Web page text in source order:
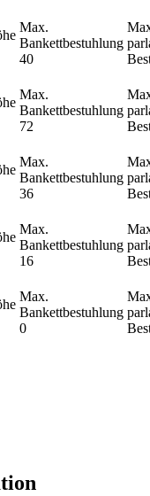
Max.
Bankettbestuhlung
40
Max.
Bankettbestuhlung
72
Max.
Bankettbestuhlung
36
Max.
Bankettbestuhlung
16
Max.
Bankettbestuhlung
0